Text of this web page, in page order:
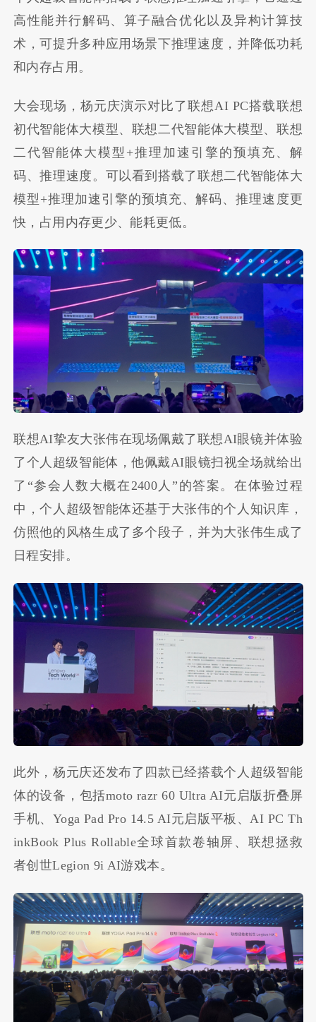
高性能并行解码、算子融合优化以及异构计算技
术，可提升多种应用场景下推理速度，并降低功耗
和内存占用。
大会现场，杨元庆演示对比了联想AI PC搭载联想
初代智能体大模型、联想二代智能体大模型、联想
二代智能体大模型+推理加速引擎的预填充、解
码、推理速度。可以看到搭载了联想二代智能体大
模型+推理加速引擎的预填充、解码、推理速度更
快，占用内存更少、能耗更低。
联想AI挚友大张伟在现场佩戴了联想AI眼镜并体验
了个人超级智能体，他佩戴AI眼镜扫视全场就给出
了“参会人数大概在2400人”的答案。在体验过程
中，个人超级智能体还基于大张伟的个人知识库，
仿照他的风格生成了多个段子，并为大张伟生成了
日程安排。
此外，杨元庆还发布了四款已经搭载个人超级智能
体的设备，包括moto razr 60 Ultra AI元启版折叠屏
手机、Yoga Pad Pro 14.5 AI元启版平板、AI PC Th
inkBook Plus Rollable全球首款卷轴屏 、联想拯救
者创世Legion 9i AI游戏本。